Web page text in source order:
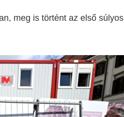
meg is történt az első súlyos